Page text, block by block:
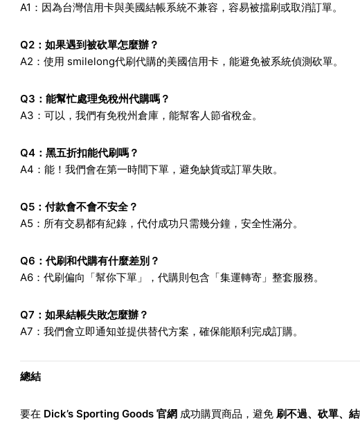
A1：因為台灣信用卡與美國結帳系統不兼容，容易被擋刷或取消訂單。
Q2：如果遇到被砍單怎麼辦？
A2：使用 smilelong代刷代購的美國信用卡，能避免被系統偵測砍單。
Q3 ：能幫忙處理免稅州代購嗎？
A3：可以，我們有免稅州倉庫，能幫客人節省稅金。
Q4：黑五折扣能代刷嗎？
A4：能！我們會在第一時間下單，避免缺貨或訂單失敗。
Q5：付款會不會不安全？
A5：所有交易都有紀錄，代付成功只需幾分鐘，安全性滿分。
Q6 ：代刷和代購有什麼差別？
A6：代刷偏向「幫你下單」，代購則包含「集運轉寄」整套服務。
Q7 ：如果結帳失敗怎麼辦？
A7：我們會立即通知並提供替代方案，確保能順利完成訂購。
總結
要在 Dick’s Sporting Goods 官網成功購買商品，避免 刷不過、砍單、